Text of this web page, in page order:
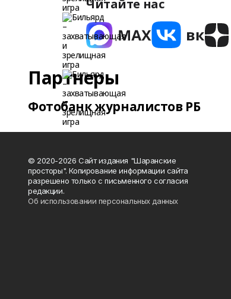
Читайте нас
Партнеры
Фотобанк журналистов РБ
© 2020-2026 Сайт издания "Шаранские
просторы". Копирование информации сайта
разрешено только с письменного согласия
редакции.
Об использовании персональных данных